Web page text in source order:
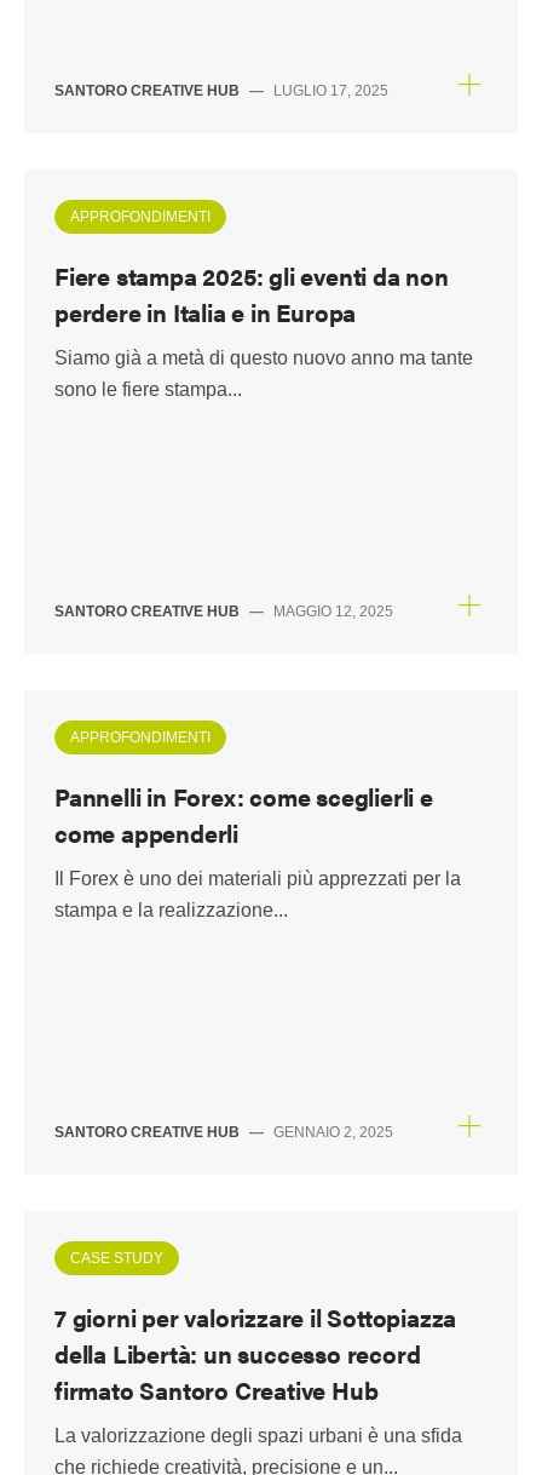
SANTORO CREATIVE HUB — LUGLIO 17, 2025
APPROFONDIMENTI
Fiere stampa 2025: gli eventi da non
perdere in Italia e in Europa
Siamo già a metà di questo nuovo anno ma tante
sono le fiere stampa...
SANTORO CREATIVE HUB — MAGGIO 12, 2025
APPROFONDIMENTI
Pannelli in Forex: come sceglierli e
come appenderli
Il Forex è uno dei materiali più apprezzati per la
stampa e la realizzazione...
SANTORO CREATIVE HUB — GENNAIO 2, 2025
CASE STUDY
7 giorni per valorizzare il Sottopiazza
della Libertà: un successo record
firmato Santoro Creative Hub
La valorizzazione degli spazi urbani è una sfida
che richiede creatività, precisione e un...